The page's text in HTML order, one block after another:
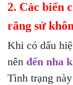
2. Các biến
răng sứ
Khi có dấu
nên đến nha
Tình trạng